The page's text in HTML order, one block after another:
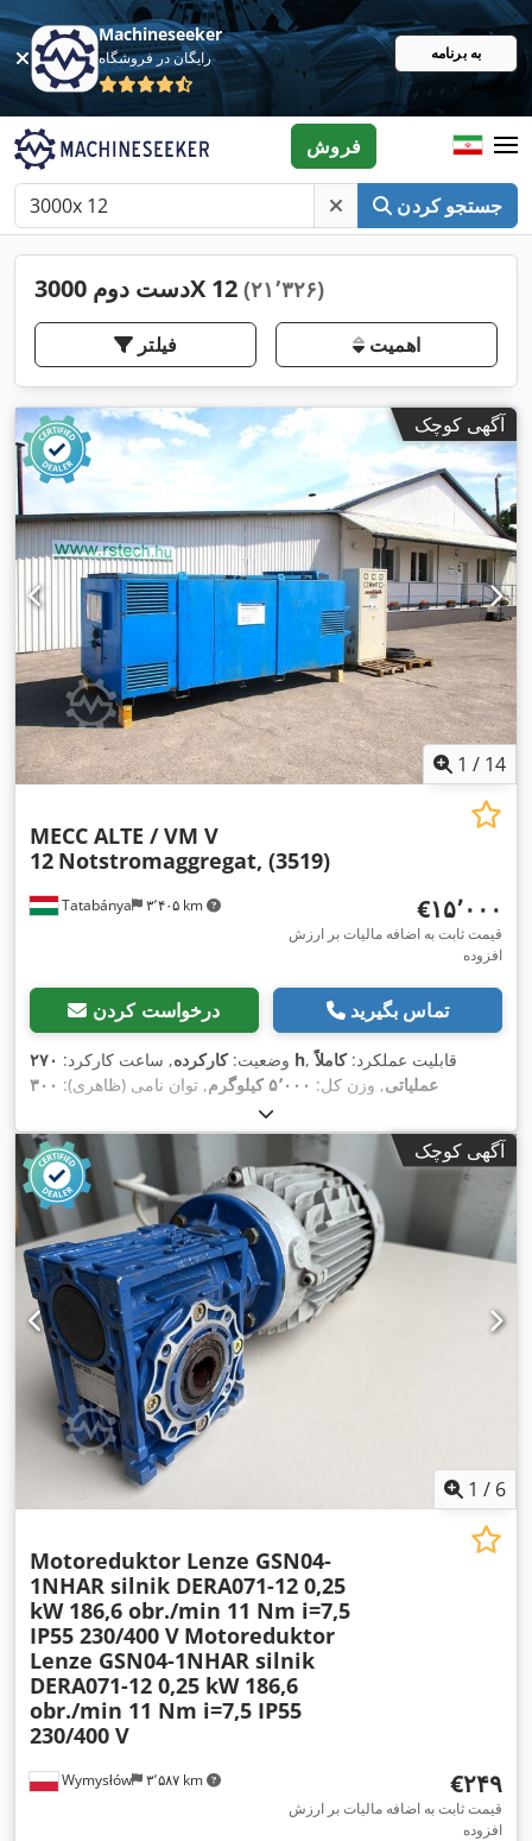
Machineseeker
رایگان در فروشگاه به برنامه
جستجو کردن
فروش
دست دوم 3000X 12 (۲۱٬۳۲۶)
فیلتر اهمیت
آگهی کوچک
1 / 14
Tatabánya ۳٬۴۰۵ km
MECC ALTE / VM V
12 Notstromaggregat, (3519)
‎€۱۵٬۰۰۰
قیمت ثابت به اضافه مالیات بر ارزش
افزوده
درخواست کردن تماس بگیرید
وضعیت:کارکرده, ساعت کارکرد: ۲۷۰ h , قابلیت عملکرد:کاملاً
عملیاتی, وزن کل: ۵٬۰۰۰ کیلوگرم , توان نامی (ظاهری): ۳۰۰
آگهی کوچک
1 / 6
Wymysłów ۳٬۵۸۷ km
Motoreduktor Lenze GSN04-
1NHAR silnik DERA071-12 0,25
kW 186,6 obr./min 11 Nm i=7,5
IP55 230/400 V Motoreduktor
Lenze GSN04-1NHAR silnik
DERA071-12 0,25 kW 186,6
obr./min 11 Nm i=7,5 IP55
230/400 V
‎€۲۴۹
قیمت ثابت به اضافه مالیات بر ارزش
افزوده